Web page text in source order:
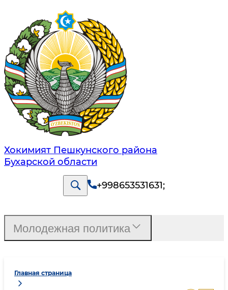
Хокимият Пешкунского района
Бухарской области
+998653531631;
Главная страница
Молодежная политика